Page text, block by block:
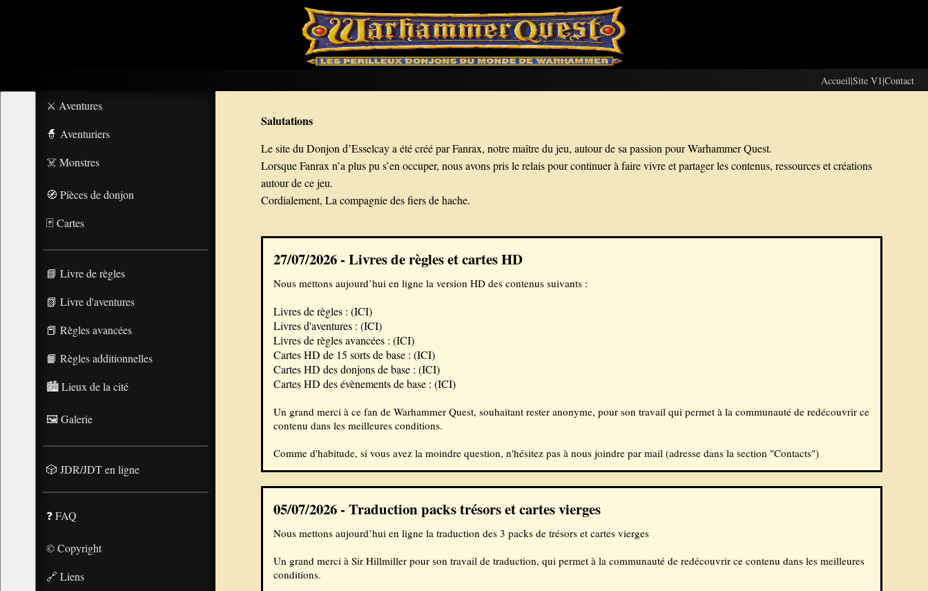
Accueil|Site V1|Contact
⚔️ Aventures
🧙 Aventuriers
☠️ Monstres
🧭 Pièces de donjon
🃏 Cartes
📘 Livre de règles
📗 Livre d'aventures
📕 Règles avancées
📙 Règles additionnelles
🏙️ Lieux de la cité
🖼️ Galerie
🎲 JDR/JDT en ligne
❓ FAQ
© Copyright
🔗 Liens
Salutations
Le site du Donjon d’Esselcay a été créé par Fanrax, notre maître du jeu, autour de sa passion pour Warhammer Quest.
Lorsque Fanrax n’a plus pu s’en occuper, nous avons pris le relais pour continuer à faire vivre et partager les contenus, ressources et créations
autour de ce jeu.
Cordialement, La compagnie des fiers de hache.
27/07/2026 - Livres de règles et cartes HD
Nous mettons aujourd’hui en ligne la version HD des contenus suivants :
Livres de règles : (ICI)
Livres d'aventures : (ICI)
Livres de règles avancées : (ICI)
Cartes HD de 15 sorts de base : (ICI)
Cartes HD des donjons de base : (ICI)
Cartes HD des évènements de base : (ICI)
Un grand merci à ce fan de Warhammer Quest, souhaitant rester anonyme, pour son travail qui permet à la communauté de redécouvrir ce
contenu dans les meilleures conditions.
Comme d'habitude, si vous avez la moindre question, n'hésitez pas à nous joindre par mail (adresse dans la section "Contacts")
05/07/2026 - Traduction packs trésors et cartes vierges
Nous mettons aujourd’hui en ligne la traduction des 3 packs de trésors et cartes vierges
Un grand merci à Sir Hillmiller pour son travail de traduction, qui permet à la communauté de redécouvrir ce contenu dans les meilleures
conditions.